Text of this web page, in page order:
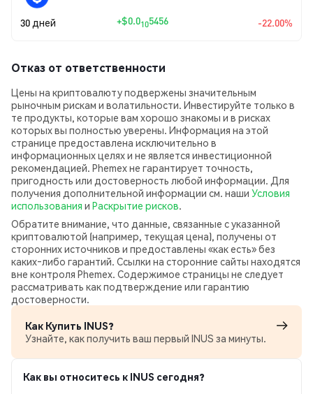
30 дней +$0.0105456 -22.00%
Отказ от ответственности
Цены на криптовалюту подвержены значительным
рыночным рискам и волатильности. Инвестируйте только в
те продукты, которые вам хорошо знакомы и в рисках
которых вы полностью уверены. Информация на этой
странице предоставлена исключительно в
информационных целях и не является инвестиционной
рекомендацией. Phemex не гарантирует точность,
пригодность или достоверность любой информации. Для
получения дополнительной информации см. наши Условия
использования и Раскрытие рисков.
Обратите внимание, что данные, связанные с указанной
криптовалютой (например, текущая цена), получены от
сторонних источников и предоставлены «как есть» без
каких‑либо гарантий. Ссылки на сторонние сайты находятся
вне контроля Phemex. Содержимое страницы не следует
рассматривать как подтверждение или гарантию
достоверности.
Как Купить INUS?
Узнайте, как получить ваш первый INUS за минуты.
Как вы относитесь к INUS сегодня?